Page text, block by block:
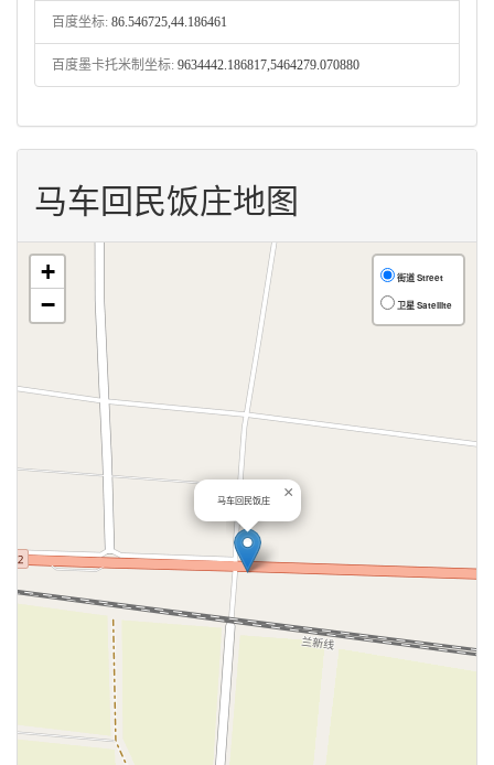
百度坐标: 86.546725,44.186461
百度墨卡托米制坐标: 9634442.186817,5464279.070880
马车回民饭庄地图
马车回民饭庄 ×
+
−
街道 Street
卫星 Satellite